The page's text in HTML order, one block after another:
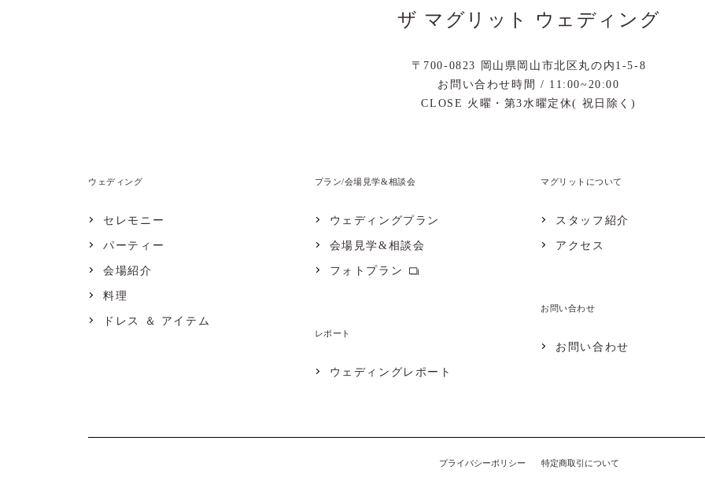
ザ マグリット ウェディング
〒700-0823
岡山県岡山市北区丸の内1-5-8
お問い合わせ時間 / 11:00~20:00
CLOSE 火曜・第3水曜定休( 祝日除く)
ウェディング
セレモニー
パーティー
会場紹介
料理
ドレス ＆ アイテム
プラン/会場見学&相談会
ウェディングプラン
会場見学&相談会
フォトプラン
レポート
ウェディングレポート
マグリットについて
スタッフ紹介
アクセス
お問い合わせ
お問い合わせ
プライバシーポリシー 特定商取引について